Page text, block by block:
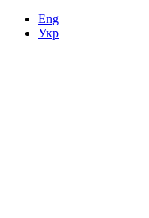
Eng
Укр